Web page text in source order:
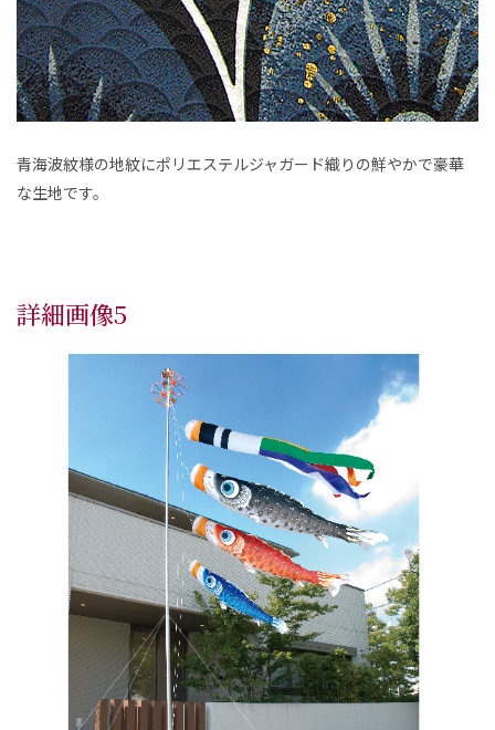
青海波紋様の地紋にポリエステルジャガード織りの鮮やかで豪華
な生地です。
詳細画像5